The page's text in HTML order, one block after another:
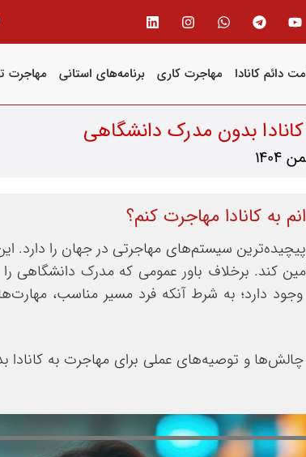
دائم کانادا مهاجرت کاری برنامه‌های استانی مهاجرت
بدون مدرک دانشگاهی
به کانادا مهاجرت کنم؟
و پیچیده‌ترین سیستم‌های مهاجرتی در جهان را
کند. برخلاف باور عمومی که مدرک
دارد؛ به شرط آنکه فرد مسیر مناسب،
چالش‌ها و توصیه‌های عملی برای مهاجرت به کانادا